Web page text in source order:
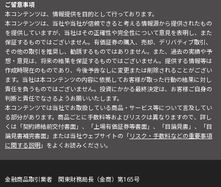
ご留意事項
本コンテンツは、情報提供を目的として行っております。
本コンテンツは、当社や当社が信頼できると考える情報源から提供されたもの
を提供していますが、当社はその正確性や完全性について意見を表明し、また
保証するものではございません。有価証券の購入、売却、デリバティブ取引、
その他の取引を推奨し、勧誘するものではありません。また、過去の実績や予
想・意見は、将来の結果を保証するものではございません。提供する情報等は
作成時現在のものであり、今後予告なしに変更または削除されることがござい
ます。当社は本コンテンツの内容に依拠してお客様が取った行動の結果に対し
責任を負うものではございません。投資にかかる最終決定は、お客様ご自身の
判断と責任でなさるようお願いいたします。
本コンテンツでは当社でお取扱している商品・サービス等について言及してい
る部分があります。商品ごとに手数料等およびリスクは異なりますので、詳し
くは「契約締結前交付書面」、「上場有価証券等書面」、「目論見書」、「目
論見書補完書面」または当社ウェブサイトの「リスク・手数料などの重要事項
に関する説明」をよくお読みください。
金融商品取引業者 関東財務局長（金商）第165号